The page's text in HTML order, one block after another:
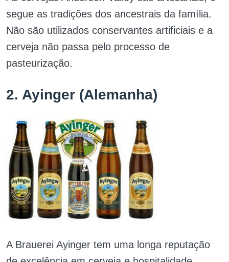
segue as tradições dos ancestrais da família.
Não são utilizados conservantes artificiais e a
cerveja não passa pelo processo de
pasteurização.
2. Ayinger (Alemanha)
A Brauerei Ayinger tem uma longa reputação